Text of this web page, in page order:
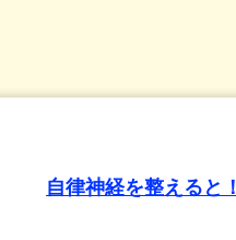
自律神経を整えると！